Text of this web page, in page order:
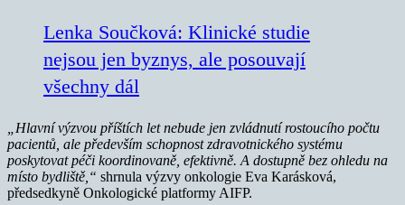
Lenka Součková: Klinické studie
nejsou jen byznys, ale posouvají
všechny dál
„Hlavní výzvou příštích let nebude jen zvládnutí rostoucího počtu
pacientů, ale především schopnost zdravotnického systému
poskytovat péči koordinovaně, efektivně. A dostupně bez ohledu na
místo bydliště,“ shrnula výzvy onkologie Eva Karásková,
předsedkyně Onkologické platformy AIFP.